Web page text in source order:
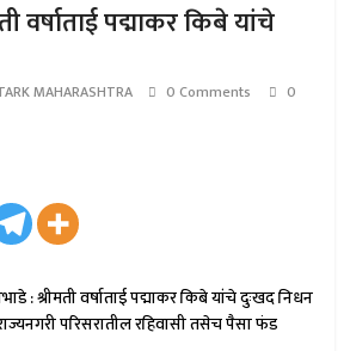
वर्षाताई पद्माकर किबे यांचे
MAHARASHTRA 0 Comments
0
: श्रीमती वर्षाताई पद्माकर किबे यांचे दुःखद निधन
परिसरातील रहिवासी तसेच पैसा फंड